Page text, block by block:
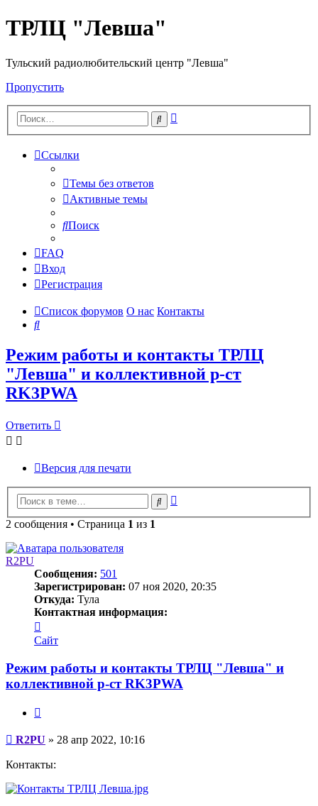
ТРЛЦ "Левша"
Тульский радиолюбительский центр "Левша"
Пропустить
Поиск
Ссылки
Темы без ответов
Активные темы
Поиск
FAQ
Вход
Регистрация
Список форумов О нас Контакты
Поиск
Режим работы и контакты ТРЛЦ
"Левша" и коллективной р-ст
RK3PWA
Ответить
Версия для печати
Поиск
2 сообщения • Страница 1 из 1
R2PU
Сообщения: 501
Зарегистрирован: 07 ноя 2020, 20:35
Откуда: Тула
Контактная информация:
информация
пользователя
R2PU
Сайт
Режим работы и контакты ТРЛЦ "Левша" и
коллективной р-ст RK3PWA
Сообщение
R2PU » 28 апр 2022, 10:16
Контакты: